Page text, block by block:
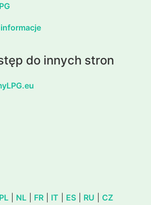
do innych stron
PL NL FR IT ES RU CZ